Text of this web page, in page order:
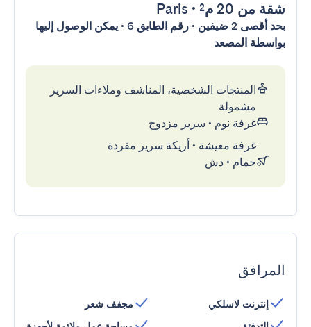
شقة من 20 م² •
Paris
بحد أقصى 2 ضيفين • رقم الطابق 6 • يمكن الوصول إليها
بواسطة المصعد
المنتجات الشخصية، المناشف وملاءات السرير
مشمولة
غرفة نوم • سرير مزدوج
غرفة معيشة • أريكة سرير مفردة
حمام • دش
المرافق
إنترنت لاسلكي
مجفف شعر